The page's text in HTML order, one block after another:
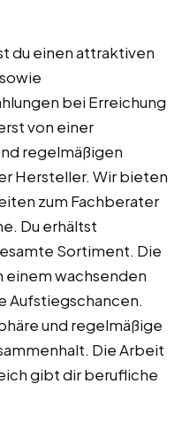
du einen attraktiven
bei Erreichung
von einer
regelmäßigen
Hersteller. Wir bieten
zum Fachberater
Du erhältst
Sortiment. Die
einem wachsenden
Aufstiegschancen.
und regelmäßige
Die Arbeit
gibt dir berufliche